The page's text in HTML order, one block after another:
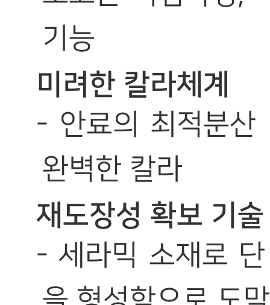
기능
미려한 칼라체계
- 안료의 최적분산
완벽한 칼라
재도장성 확보 기술
- 세라믹 소재로